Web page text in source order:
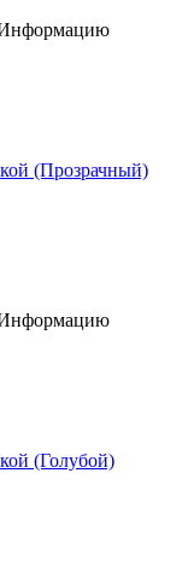
Информацию
(Прозрачный)
Информацию
(Голубой)